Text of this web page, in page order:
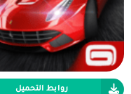
روابط التحميل